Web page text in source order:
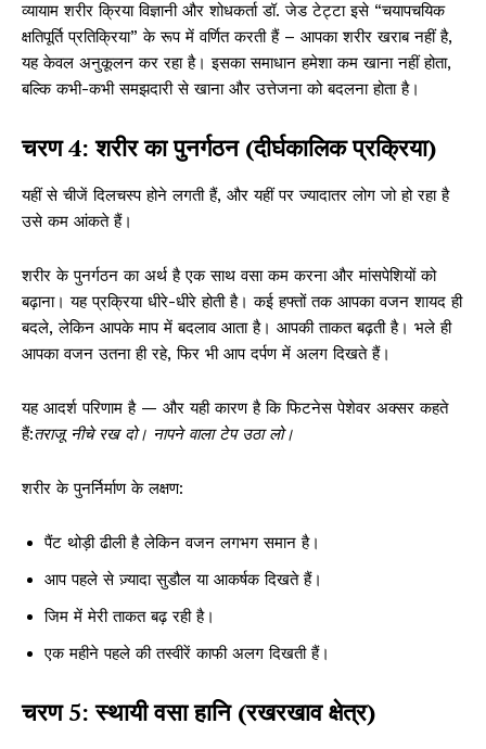
व्यायाम शरीर क्रिया विज्ञानी और शोधकर्ता डॉ. जेड टेट्टा इसे “चयापचयिक
क्षतिपूर्ति प्रतिक्रिया” के रूप में वर्णित करती हैं – आपका शरीर खराब नहीं है,
यह केवल अनुकूलन कर रहा है। इसका समाधान हमेशा कम खाना नहीं होता,
बल्कि कभी-कभी समझदारी से खाना और उत्तेजना को बदलना होता है।
चरण 4: शरीर का पुनर्गठन (दीर्घकालिक प्रक्रिया)
यहीं से चीजें दिलचस्प होने लगती हैं, और यहीं पर ज्यादातर लोग जो हो रहा है
उसे कम आंकते हैं।
शरीर के पुनर्गठन का अर्थ है एक साथ वसा कम करना और मांसपेशियों को
बढ़ाना। यह प्रक्रिया धीरे-धीरे होती है। कई हफ्तों तक आपका वजन शायद ही
बदले, लेकिन आपके माप में बदलाव आता है। आपकी ताकत बढ़ती है। भले ही
आपका वजन उतना ही रहे, फिर भी आप दर्पण में अलग दिखते हैं।
यह आदर्श परिणाम है — और यही कारण है कि फिटनेस पेशेवर अक्सर कहते
हैं:तराजू नीचे रख दो। नापने वाला टेप उठा लो।
शरीर के पुनर्निर्माण के लक्षण:
पैंट थोड़ी ढीली है लेकिन वजन लगभग समान है।
आप पहले से ज़्यादा सुडौल या आकर्षक दिखते हैं।
जिम में मेरी ताकत बढ़ रही है।
एक महीने पहले की तस्वीरें काफी अलग दिखती हैं।
चरण 5: स्थायी वसा हानि (रखरखाव क्षेत्र)